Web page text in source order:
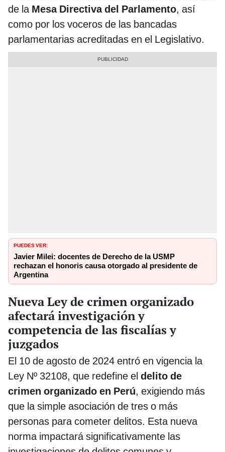
de la Mesa Directiva del Parlamento, así
como por los voceros de las bancadas
parlamentarias acreditadas en el Legislativo.
PUEDES VER:
Javier Milei: docentes de Derecho de la USMP
rechazan el honoris causa otorgado al presidente de
Argentina
Nueva Ley de crimen organizado
afectará investigación y
competencia de las fiscalías y
juzgados
El 10 de agosto de 2024 entró en vigencia la
Ley Nº 32108, que redefine el delito de
crimen organizado en Perú, exigiendo más
que la simple asociación de tres o más
personas para cometer delitos. Esta nueva
norma impactará significativamente las